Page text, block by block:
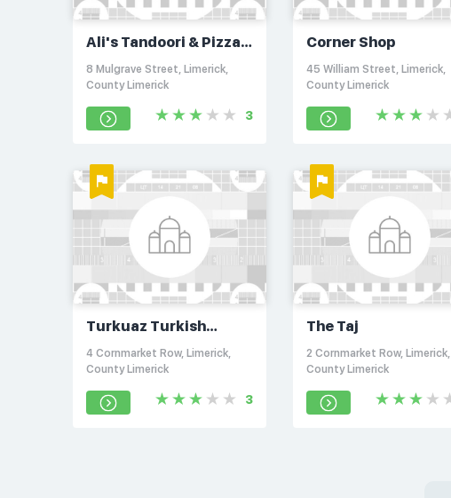
Ali's Tandoori & Pizza
Bar
8 Mulgrave Street, Limerick,
County Limerick
3
Corner Shop
45 William Street, Limerick,
County Limerick
Turkuaz Turkish
Kebab
4 Cornmarket Row, Limerick,
County Limerick
3
The Taj
2 Cornmarket Row, Limerick,
County Limerick